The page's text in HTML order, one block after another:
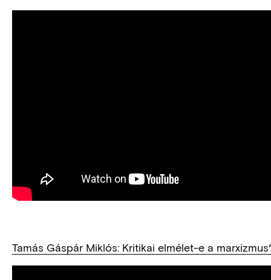
Tamás Gáspár Miklós: Kritikai elmélet-e a